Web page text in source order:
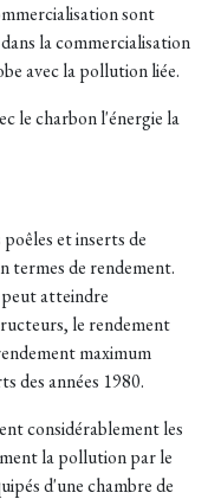
sont
la commercialisation
avec la pollution liée.
le charbon l'énergie la
et inserts de
termes de rendement.
peut atteindre
le rendement
maximum
des années 1980.
considérablement les
la pollution par le
d'une chambre de